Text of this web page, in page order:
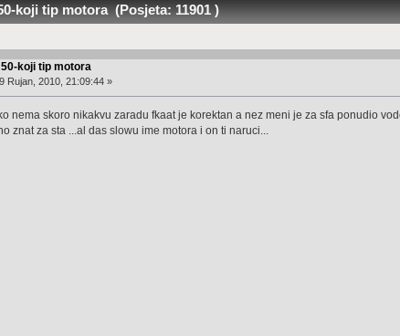
koji tip motora (Posjeta: 11901 )
koji tip motora
Rujan, 2010, 21:09:44 »
nema skoro nikakvu zaradu fkaat je korektan a nez meni je za sfa ponudio
znat za sta ...al das slowu ime motora i on ti naruci...